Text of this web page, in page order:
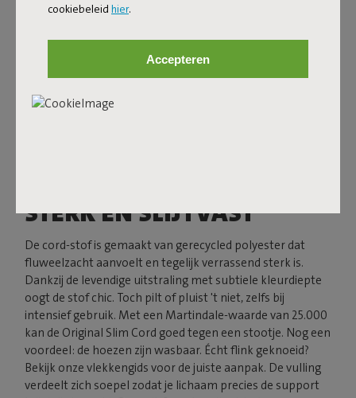
cookiebeleid hier.
Accepteren
STERK EN SLIJTVAST
De cord-stof is gemaakt van gerecycled polyester dat
fluweelzacht aanvoelt en tegelijk verrassend sterk is.
Dankzij de levendige uitstraling met subtiele kleurdiepte
oogt de stof chic. Toch pilt of pluist 't niet, zelfs bij
intensief gebruik. Met een Martindale-waarde van 25.000
kan de Original Slim Cord goed tegen een stootje. Nog een
voordeel: de hoezen zijn wasbaar. Écht flink geknoeid?
Bekijk onze vlekkengids voor de juiste aanpak. De vulling
verdeelt zich soepel zodat je lichaam precies de support